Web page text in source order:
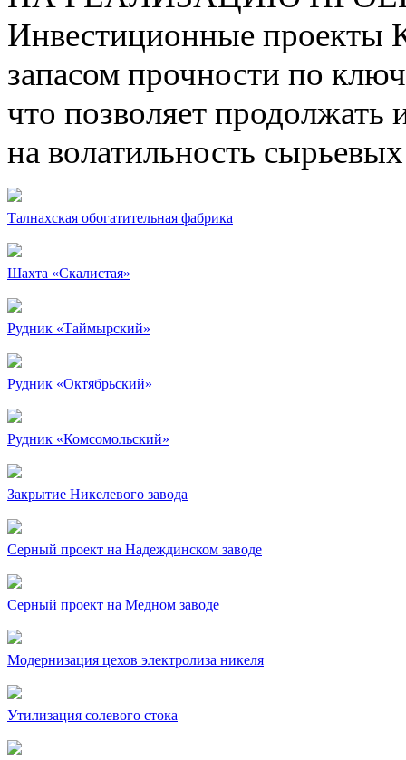
Инвестиционные проекты
запасом прочности по
что позволяет продолжать
на волатильность
Талнахская обогатительная фабрика
Шахта «Скалистая»
Рудник «Таймырский»
Рудник «Октябрьский»
Рудник «Комсомольский»
Закрытие Никелевого завода
Серный проект на Надеждинском заводе
Серный проект на Медном заводе
Модернизация цехов электролиза никеля
Утилизация солевого стока